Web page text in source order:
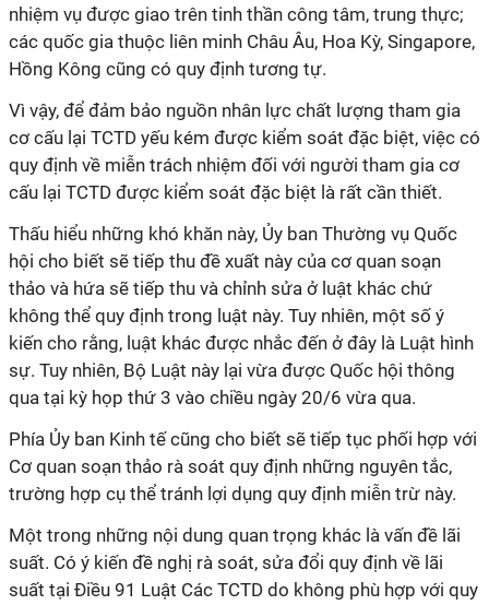
nhiệm vụ được giao trên tinh thần công tâm, trung thực;
các quốc gia thuộc liên minh Châu Âu, Hoa Kỳ, Singapore,
Hồng Kông cũng có quy định tương tự.
Vì vậy, để đảm bảo nguồn nhân lực chất lượng tham gia
cơ cấu lại TCTD yếu kém được kiểm soát đặc biệt, việc có
quy định về miễn trách nhiệm đối với người tham gia cơ
cấu lại TCTD được kiểm soát đặc biệt là rất cần thiết.
Thấu hiểu những khó khăn này, Ủy ban Thường vụ Quốc
hội cho biết sẽ tiếp thu đề xuất này của cơ quan soạn
thảo và hứa sẽ tiếp thu và chỉnh sửa ở luật khác chứ
không thể quy định trong luật này. Tuy nhiên, một số ý
kiến cho rằng, luật khác được nhắc đến ở đây là Luật hình
sự. Tuy nhiên, Bộ Luật này lại vừa được Quốc hội thông
qua tại kỳ họp thứ 3 vào chiều ngày 20/6 vừa qua.
Phía Ủy ban Kinh tế cũng cho biết sẽ tiếp tục phối hợp với
Cơ quan soạn thảo rà soát quy định những nguyên tắc,
trường hợp cụ thể tránh lợi dụng quy định miễn trừ này.
Một trong những nội dung quan trọng khác là vấn đề lãi
suất. Có ý kiến đề nghị rà soát, sửa đổi quy định về lãi
suất tại Điều 91 Luật Các TCTD do không phù hợp với quy